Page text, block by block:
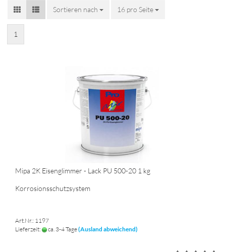
Sortieren nach
Sortieren nach 16 pro Seite
pro Seite
1
Mipa 2K Eisenglimmer - Lack PU 500-20 1 kg
Korrosionsschutzsystem
Art.Nr.: 1197
Lieferzeit:
ca. 3-4 Tage(Ausland abweichend)